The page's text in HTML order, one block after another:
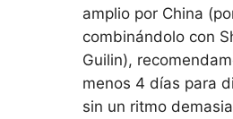
amplio por China
combinándolo con
Guilin),
menos 4 días para
sin un ritmo